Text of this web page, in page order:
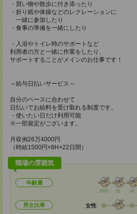
・買い物や散歩に付き添ったり
・折り紙や体操などのレクレーションに
一緒に参加したり
・食事の準備を一緒にしたり
・入浴やトイレ時のサポートなど
利用者の方と一緒に作業をしたり、
サポートすることがメインのお仕事です！
～給与日払いサービス～
自分のペースに合わせて
日払いでお給料を受け取れる制度です。
・使いたい日だけ利用可能
※一部規定がございます。
月収例26万4000円
（時給1500円×8H×22日間）
職場の雰囲気
年齢層
20代 30 40
男女比率 女性